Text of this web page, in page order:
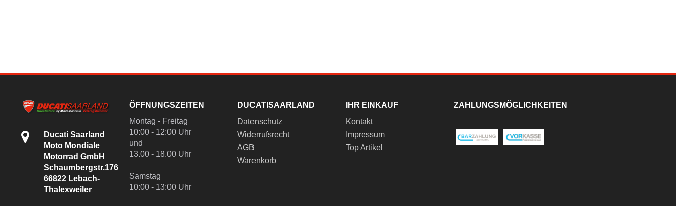
Ducati Saarland
Moto Mondiale
Motorrad GmbH
Schaumbergstr.176
66822 Lebach-
Thalexweiler
ÖFFNUNGSZEITEN
Montag - Freitag
10:00 - 12:00 Uhr
und
13.00 - 18.00 Uhr
Samstag
10:00 - 13:00 Uhr
DUCATISAARLAND
Datenschutz
Widerrufsrecht
AGB
Warenkorb
IHR EINKAUF
Kontakt
Impressum
Top Artikel
ZAHLUNGSMÖGLICHKEITEN